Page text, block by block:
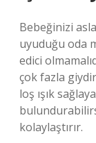
Bebeğinizi
uyuduğu oda
edici
çok fazla
loş ışık
kolaylaştırır.